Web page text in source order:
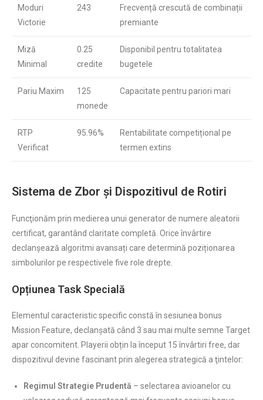
Moduri
Victorie
243
Frecvență crescută de combinații
premiante
Miză
Minimal
0.25
credite
Disponibil pentru totalitatea
bugetele
Pariu Maxim
125
monede
Capacitate pentru pariori mari
RTP
Verificat
95.96%
Rentabilitate competițional pe
termen extins
Sistema de Zbor și Dispozitivul de Rotiri
Funcţionăm prin medierea unui generator de numere aleatorii
certificat, garantând claritate completă. Orice învârtire
declanșează algoritmi avansați care determină poziționarea
simbolurilor pe respectivele five role drepte.
Opțiunea Task Specială
Elementul caracteristic specific constă în sesiunea bonus
Mission Feature, declanșată când 3 sau mai multe semne Target
apar concomitent. Playerii obțin la început 15 învârtiri free, dar
dispozitivul devine fascinant prin alegerea strategică a ţintelor:
Regimul Strategie Prudentă – selectarea avioanelor cu